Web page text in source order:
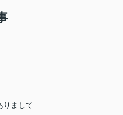
りまして